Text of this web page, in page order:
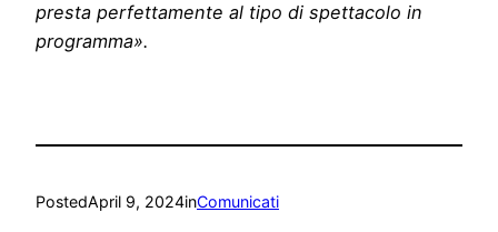
presta perfettamente al tipo di spettacolo in
programma».
PostedApril 9, 2024inComunicati